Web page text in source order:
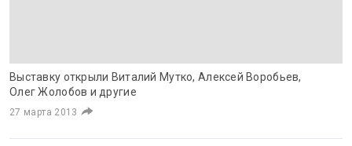
Выставку открыли Виталий Мутко, Алексей Воробьев,
Олег Жолобов и другие
27 марта 2013